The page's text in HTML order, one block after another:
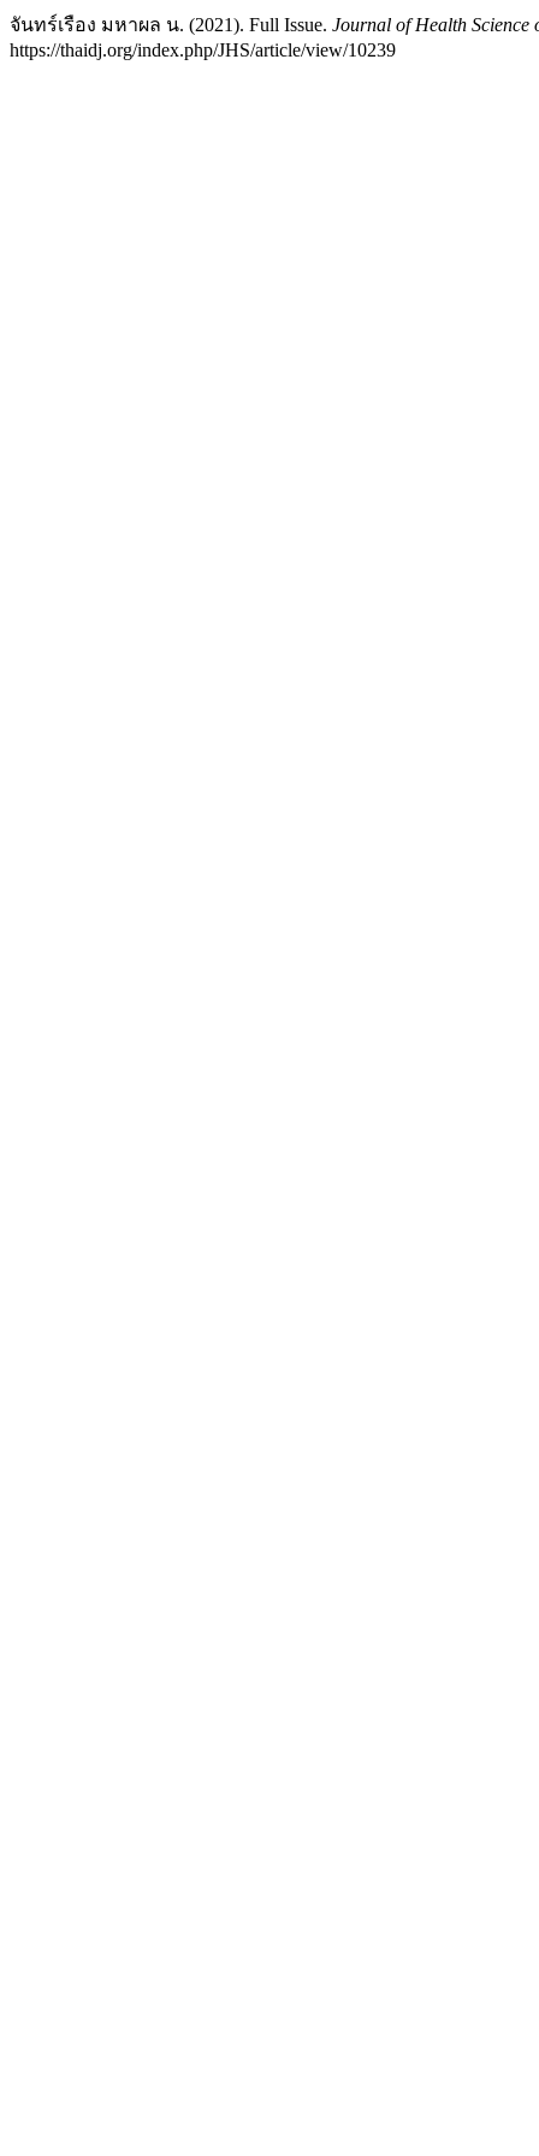
จันทร์เรือง มหาผล น. (2021). Full Issue. Journal of Health Science
https://thaidj.org/index.php/JHS/article/view/10239